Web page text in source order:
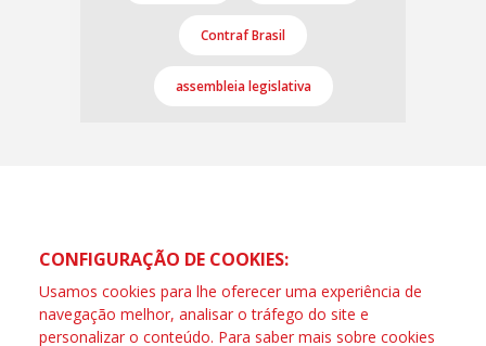
Contraf Brasil
assembleia legislativa
CONFIGURAÇÃO DE COOKIES:
Usamos cookies para lhe oferecer uma experiência de
navegação melhor, analisar o tráfego do site e
personalizar o conteúdo. Para saber mais sobre cookies